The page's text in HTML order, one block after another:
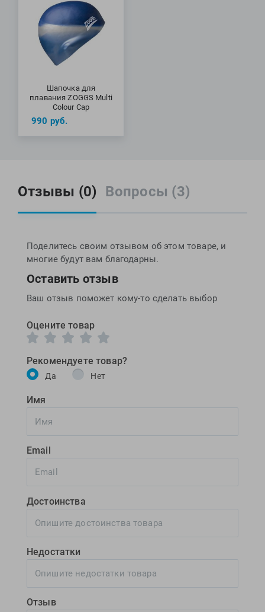
Шапочка для
плавания ZOGGS Multi
Colour Cap
990 руб.
Отзывы (0) Вопросы (3)
Поделитесь своим отзывом об этом товаре, и
многие будут вам благодарны.
Оставить отзыв
Ваш отзыв поможет кому-то сделать выбор
Оцените товар
Рекомендуете товар?
Да Нет
Имя
Email
Достоинства
Недостатки
Отзыв